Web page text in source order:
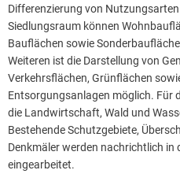
Differenzierung von
Siedlungsraum können
Bauflächen sowie
Weiteren ist die Darstellung von
Verkehrsflächen, Grünflächen
Entsorgungsanlagen möglich. Für
die Landwirtschaft, Wald und
Bestehende Schutzgebiete,
Denkmäler werden nachrichtlich in
eingearbeitet.